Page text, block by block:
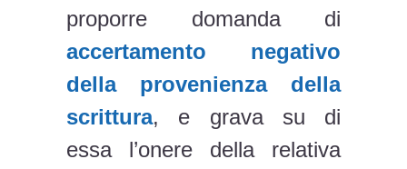
proporre domanda di
accertamento negativo
della provenienza della
scrittura, e grava su di
essa l’onere della relativa